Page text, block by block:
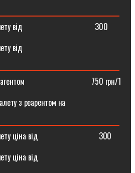
від ⠀⠀⠀⠀⠀⠀⠀⠀⠀⠀⠀⠀300
від
реагентом ⠀⠀⠀⠀⠀⠀⠀⠀⠀⠀⠀750 грн/1
з реарентом на
ціна від ⠀⠀⠀⠀⠀⠀⠀⠀⠀⠀300
ціна від